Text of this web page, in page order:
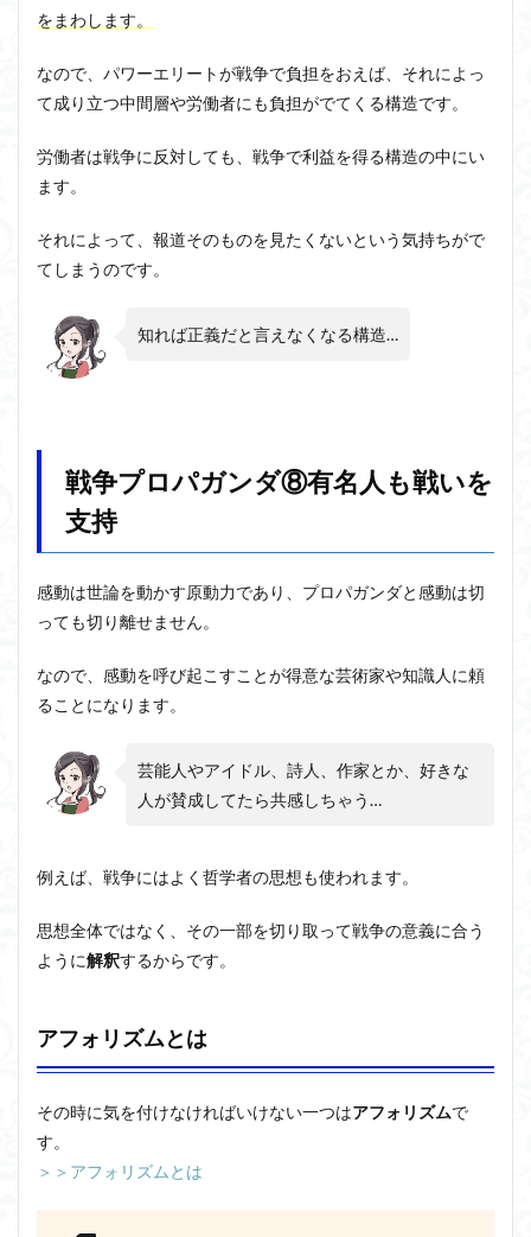
をまわします。
なので、パワーエリートが戦争で負担をおえば、それによっ
て成り立つ中間層や労働者にも負担がでてくる構造です。
労働者は戦争に反対しても、戦争で利益を得る構造の中にい
ます。
それによって、報道そのものを見たくないという気持ちがで
てしまうのです。
知れば正義だと言えなくなる構造…
戦争プロパガンダ⑧有名人も戦いを
支持
感動は世論を動かす原動力であり、プロパガンダと感動は切
っても切り離せません。
なので、感動を呼び起こすことが得意な芸術家や知識人に頼
ることになります。
芸能人やアイドル、詩人、作家とか、好きな
人が賛成してたら共感しちゃう…
例えば、戦争にはよく哲学者の思想も使われます。
思想全体ではなく、その一部を切り取って戦争の意義に合う
ように解釈するからです。
アフォリズムとは
その時に気を付けなければいけない一つはアフォリズムで
す。
＞＞アフォリズムとは